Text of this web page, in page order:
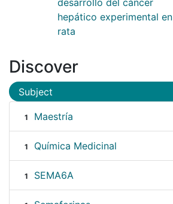
hepático experimental en
rata
Discover
Subject
1 Maestría
1 Química Medicinal
1 SEMA6A